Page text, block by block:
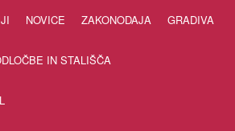
NOVICE ZAKONODAJA GRADIVA
IN STALIŠČA